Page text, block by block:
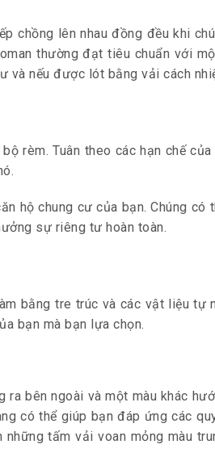
chồng lên nhau đồng đều khi
thường đạt tiêu chuẩn với
nếu được lót bằng vải cách
rèm. Tuân theo các hạn chế
hộ chung cư của bạn. Chúng có
sự riêng tư hoàn toàn.
bằng tre trúc và các vật liệu
bạn mà bạn lựa chọn.
bên ngoài và một màu khác
có thể giúp bạn đáp ứng các
tấm vải voan mỏng màu